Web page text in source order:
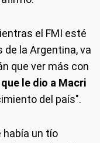
el FMI esté
la Argentina, va
que ver más con
le dio a Macri
del país".
había un tío